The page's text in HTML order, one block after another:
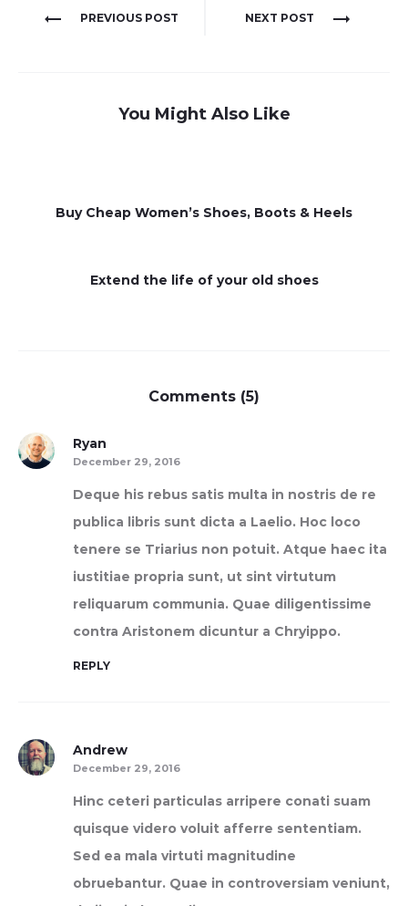
PostPREVIOUS POST NEXT POST
You Might Also Like
Buy Cheap Women’s Shoes, Boots & Heels
Extend the life of your old shoes
Comments (5)
Ryan
December 29, 2016
Deque his rebus satis multa in nostris de re
publica libris sunt dicta a Laelio. Hoc loco
tenere se Triarius non potuit. Atque haec ita
iustitiae propria sunt, ut sint virtutum
reliquarum communia. Quae diligentissime
contra Aristonem dicuntur a Chryippo.
REPLY
Andrew
December 29, 2016
Hinc ceteri particulas arripere conati suam
quisque videro voluit afferre sententiam.
Sed ea mala virtuti magnitudine
obruebantur. Quae in controversiam veniunt,